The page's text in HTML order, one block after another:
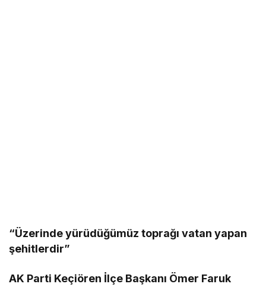
“Üzerinde yürüdüğümüz toprağı vatan yapan
şehitlerdir”
AK Parti Keçiören İlçe Başkanı Ömer Faruk